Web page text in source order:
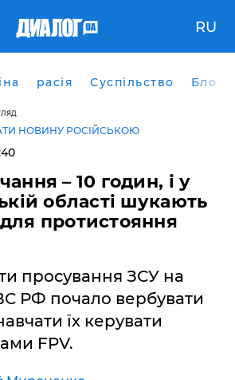
RU
расія Суспільство Блоги
НОВИНУ РОСІЙСЬКОЮ
– 10 годин, і у
області шукають
протистояння
просування ЗСУ на
РФ почало вербувати
їх керувати
FPV.